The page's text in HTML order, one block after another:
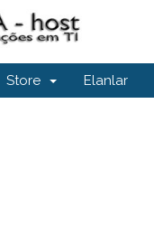
Store Elanlar